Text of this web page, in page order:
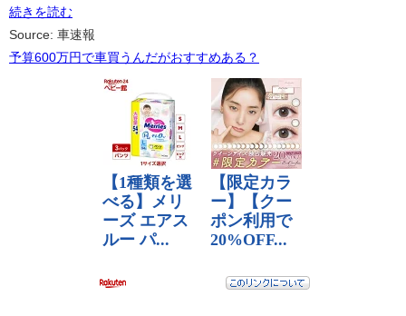
続きを読む
Source: 車速報
予算600万円で車買うんだがおすすめある？